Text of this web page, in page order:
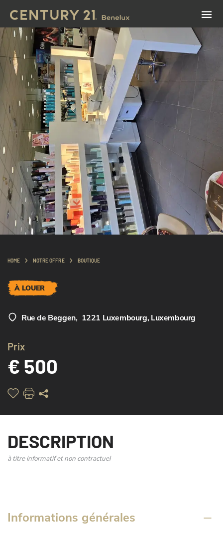
HOME NOTRE OFFRE BOUTIQUE
À LOUER
Rue de Beggen, 1221 Luxembourg, Luxembourg
Prix
€ 500
DESCRIPTION
à titre informatif et non contractuel
Informations générales